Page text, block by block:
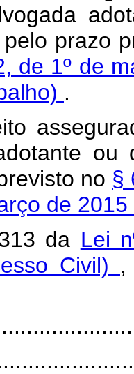
pelo prazo
de 1º de
.
no §
de
da Lei
Civil) ,